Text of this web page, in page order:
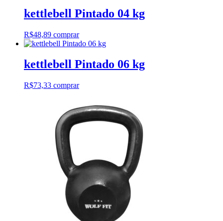
kettlebell Pintado 04 kg
R$48,89 comprar
kettlebell Pintado 06 kg
R$73,33 comprar